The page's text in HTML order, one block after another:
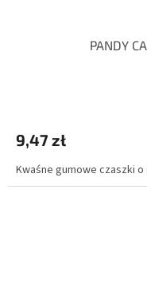
PANDY
9,47 zł
Kwaśne gumowe czaszki o